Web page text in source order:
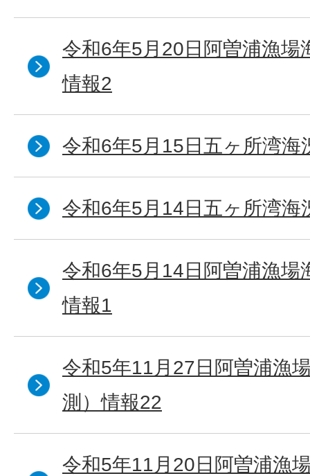
令和6年5月20日阿曽浦漁場
情報2
令和6年5月15日五ヶ所湾海
令和6年5月14日五ヶ所湾海
令和6年5月14日阿曽浦漁場
情報1
令和5年11月27日阿曽浦漁
測）情報22
令和5年11月20日阿曽浦漁